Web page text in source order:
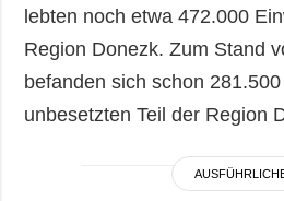
lebten noch etwa 472.000
Region Donezk. Zum Stand
befanden sich schon
unbesetzten Teil der Region